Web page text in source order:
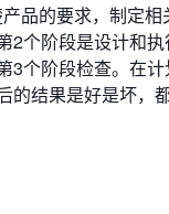
品的要求，制定
个阶段是设计和
个阶段检查。在
结果是好是坏，